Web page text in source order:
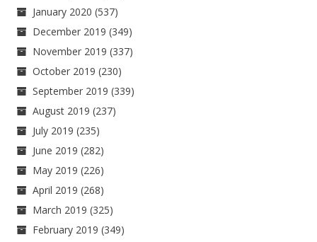
January 2020 (537)
December 2019 (349)
November 2019 (337)
October 2019 (230)
September 2019 (339)
August 2019 (237)
July 2019 (235)
June 2019 (282)
May 2019 (226)
April 2019 (268)
March 2019 (325)
February 2019 (349)